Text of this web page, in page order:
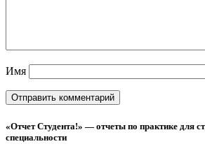
Имя
«Отчет Студента!» — отчеты по практике для
специальности